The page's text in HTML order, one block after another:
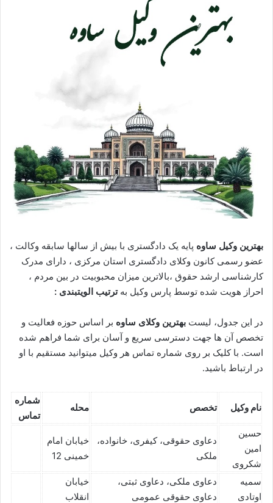
بهترین وکیل ساوه پایه یک دادگستری با بیش از سالها سابقه وکالت ،
عضو رسمی کانون وکلای دادگستری استان مرکزی ، دارای مدرک
کارشناسی ارشد حقوق ،بالاترین میزان محبوبیت در بین مردم ،
احراز هویت شده توسط پارس وکیل بهترتیب الویتبندی :
در این جدول، لیست بهترین وکلای ساوه بر اساس حوزه فعالیت و
تخصص آن ها جهت دسترسی سریع و آسان برای شما فراهم شده
است. با کلیک بر روی شماره تماس هر وکیل میتوانید مستقیم با او
در ارتباط باشید.
نام وکیل تخصص‌ محله
شماره
تماس
حسین
امین
شکروی
دعاوی حقوقی، کیفری، خانواده،
ملکی
خیابان امام
خمینی 12
سمیه
اوتادی
دعاوی ملکی، دعاوی ثبتی،
دعاوی حقوقی عمومی
خیابان
انقلاب